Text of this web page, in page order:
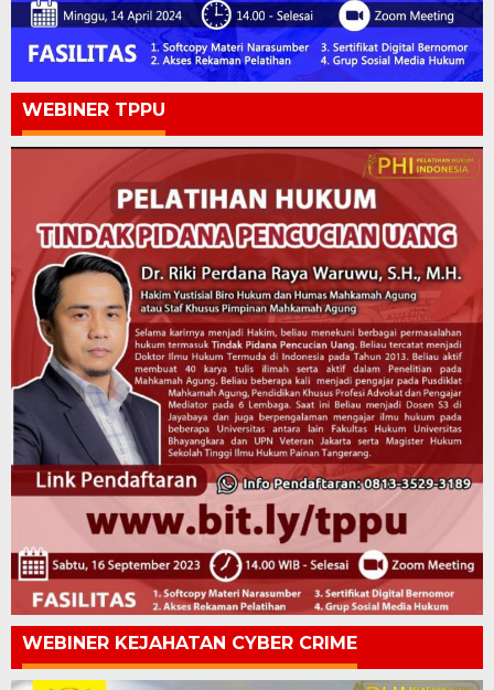
WEBINER TPPU
WEBINER KEJAHATAN CYBER CRIME